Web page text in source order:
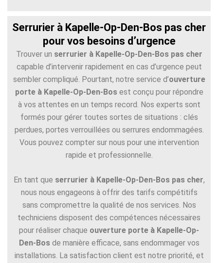
Serrurier à Kapelle-Op-Den-Bos pas cher
pour vos besoins d’urgence
Trouver un serrurier à Kapelle-Op-Den-Bos pas cher
capable d’intervenir rapidement en cas d’urgence peut
sembler compliqué. Pourtant, notre service d’ouverture
porte à Kapelle-Op-Den-Bos est conçu pour répondre
à vos attentes en un temps record. Nos experts sont
formés pour gérer toutes sortes de situations : clés
perdues, portes verrouillées ou serrures endommagées.
Vous pouvez compter sur nous pour une intervention
rapide et professionnelle.
En tant que serrurier à Kapelle-Op-Den-Bos pas cher,
nous nous engageons à offrir des tarifs compétitifs
sans compromettre la qualité de nos services. Nos
techniciens disposent des compétences nécessaires
pour réaliser chaque ouverture porte à Kapelle-Op-
Den-Bos de manière efficace, sans endommager vos
installations. La satisfaction client est notre priorité, et